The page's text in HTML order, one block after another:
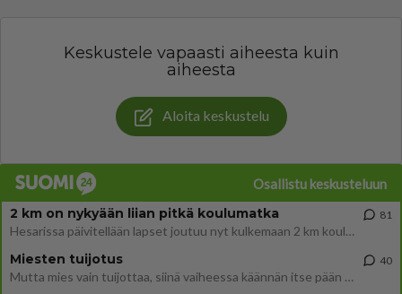
Keskustele vapaasti aiheesta kuin
aiheesta
Aloita keskustelu
Osallistu keskusteluun
2 km on nykyään liian pitkä koulumatka
Hesarissa päivitellään lapset joutuu nyt kulkemaan 2 km kouluun jösses. Ruostefillarilla tuo matka menee vaikka miten äk
81
Miesten tuijotus
Mutta mies vain tuijottaa, siinä vaiheessa käännän itse pään pois. Mikä juttu? Yleensä jos joku tuijottaa tai katsoo, hä
40